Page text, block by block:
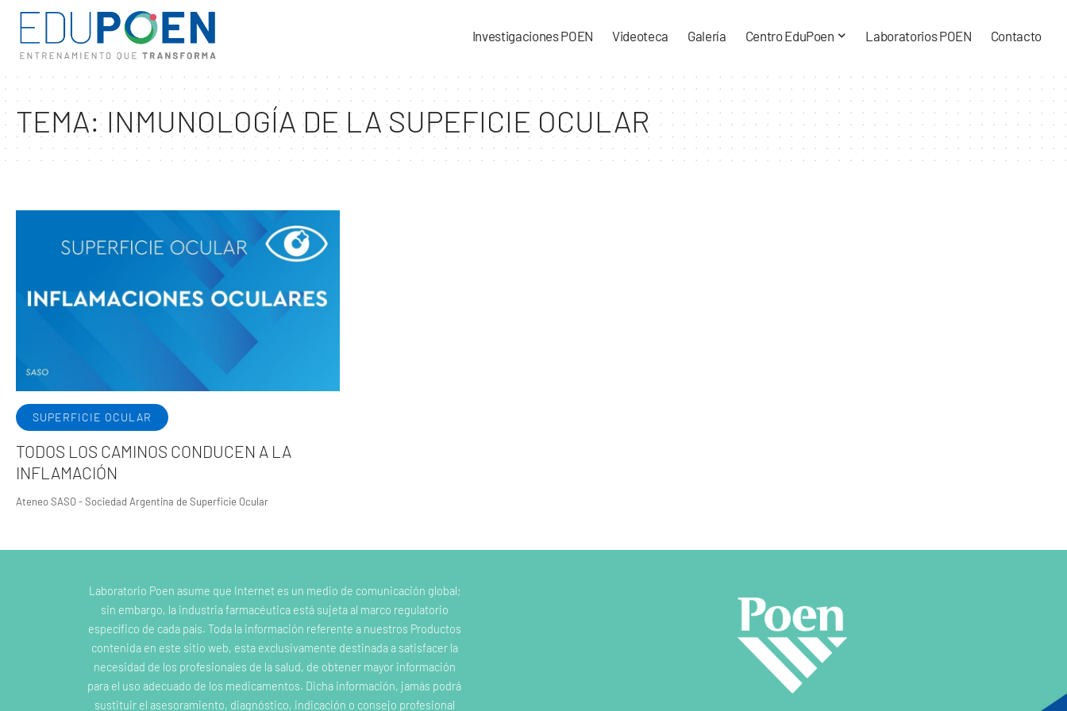
Investigaciones POEN Videoteca Galería Centro EduPoen Laboratorios POEN Contacto
TEMA:INMUNOLOGÍA DE LA SUPEFICIE OCULAR
SUPERFICIE OCULAR
TODOS LOS CAMINOS CONDUCEN A LA
INFLAMACIÓN
Ateneo SASO - Sociedad Argentina de Superficie Ocular
Laboratorio Poen asume que Internet es un medio de comunicación global;
sin embargo, la industria farmacéutica está sujeta al marco regulatorio
específico de cada país. Toda la información referente a nuestros Productos
contenida en este sitio web, esta exclusivamente destinada a satisfacer la
necesidad de los profesionales de la salud, de obtener mayor información
para el uso adecuado de los medicamentos. Dicha información, jamás podrá
sustituir el asesoramiento, diagnóstico, indicación o consejo profesional